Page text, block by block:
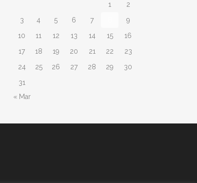
1
2
3
4 5 6 7
9
10
11 12 13 14 15
16
17
18 19 20 21 22
23
24
25 26 27 28 29
30
31
« Mar